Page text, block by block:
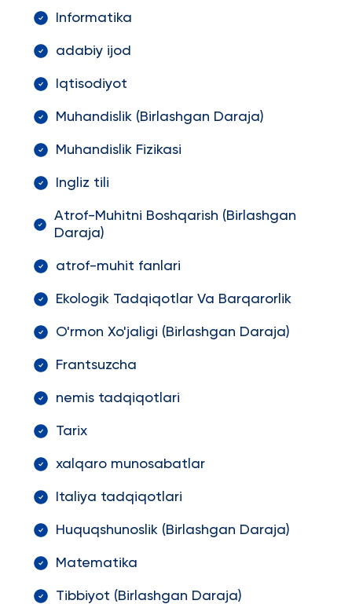
Informatika
adabiy ijod
Iqtisodiyot
Muhandislik (Birlashgan Daraja)
Muhandislik Fizikasi
Ingliz tili
Atrof-Muhitni Boshqarish (Birlashgan
Daraja)
atrof-muhit fanlari
Ekologik Tadqiqotlar Va Barqarorlik
O'rmon Xo'jaligi (Birlashgan Daraja)
Frantsuzcha
nemis tadqiqotlari
Tarix
xalqaro munosabatlar
Italiya tadqiqotlari
Huquqshunoslik (Birlashgan Daraja)
Matematika
Tibbiyot (Birlashgan Daraja)